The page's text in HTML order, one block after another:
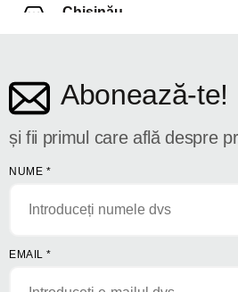
Chișinău
Abonează-te!
și fii primul care află despre
NUME *
EMAIL *